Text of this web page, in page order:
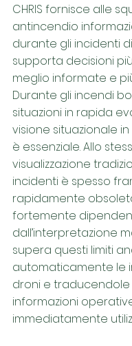
CHRIS fornisce alle
antincendio
durante gli incidenti
supporta decisioni
meglio informate e
Durante gli incendi
situazioni in rapida
visione situazionale
è essenziale. Allo
visualizzazione
incidenti è spesso
rapidamente
fortemente
dall’interpretazione
supera questi limiti
automaticamente le
droni e traducendole
informazioni
immediatamente